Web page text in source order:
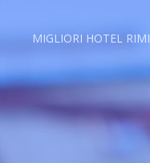
MIGLIORI HOTEL